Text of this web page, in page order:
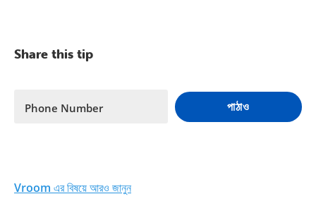
Share this tip
Phone Number পাঠাও
Vroom এর বিষয়ে আরও জানুন